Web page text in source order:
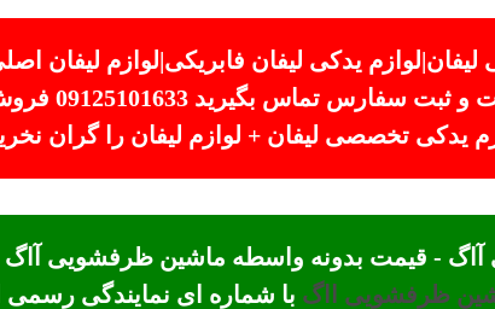
یدکی لیفان فابریکی|لوازم لیفان
برای
یدکی تخصصی لیفان + لوازم لیفان را گران
ظرفشویی ااگ با شماره ای نمایندگی